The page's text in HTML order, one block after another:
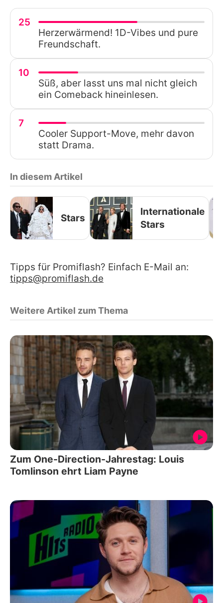
25
Herzerwärmend! 1D-Vibes und pure
Freundschaft.
10
Süß, aber lasst uns mal nicht gleich
ein Comeback hineinlesen.
7
Cooler Support-Move, mehr davon
statt Drama.
In diesem Artikel
Stars
Internationale
Stars
Tipps für Promiflash? Einfach E-Mail an:
tipps@promiflash.de
Weitere Artikel zum Thema
Zum One-Direction-Jahrestag: Louis
Tomlinson ehrt Liam Payne